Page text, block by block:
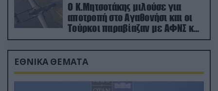
Ο Κ.Μητσοτάκης μιλούσε για
αποτροπή στο Αγαθονήσι και οι
Τούρκοι παραβίαζαν με ΑΦΝΣ και
drone
ΕΘΝΙΚΑ ΘΕΜΑΤΑ